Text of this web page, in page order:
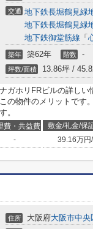
交通 地下鉄長堀鶴見緑
地下鉄長堀鶴見緑
地下鉄御堂筋線 「
築年 築62年 階数 -
坪数/面積 13.86坪 /
ナガホリFRビルの詳しい
この物件のメリットです
す。
費・共益費 敷金/礼金/保
- 39.16万円/
住所 大阪府大阪市中央